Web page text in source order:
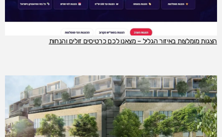
הצגות מומלצות באיזור הגליל – מצאנו לכם כרטיסים זולים והנחות